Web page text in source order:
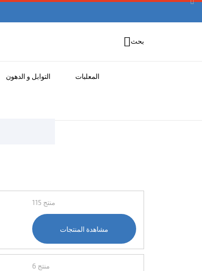

بحث
المعلبات التوابل و الدهون
115 منتج
مشاهدة المنتجات
6 منتج